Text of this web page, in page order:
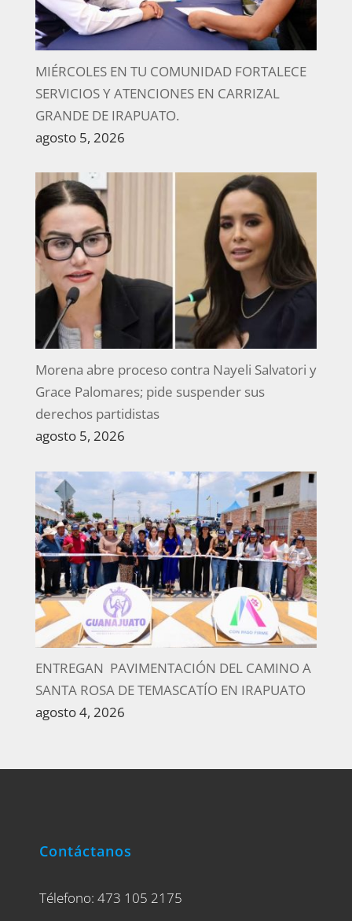
MIÉRCOLES EN TU COMUNIDAD FORTALECE
SERVICIOS Y ATENCIONES EN CARRIZAL
GRANDE DE IRAPUATO.
agosto 5, 2026
Morena abre proceso contra Nayeli Salvatori y
Grace Palomares; pide suspender sus
derechos partidistas
agosto 5, 2026
ENTREGAN PAVIMENTACIÓN DEL CAMINO A
SANTA ROSA DE TEMASCATÍO EN IRAPUATO
agosto 4, 2026
Contáctanos
Télefono: 473 105 2175